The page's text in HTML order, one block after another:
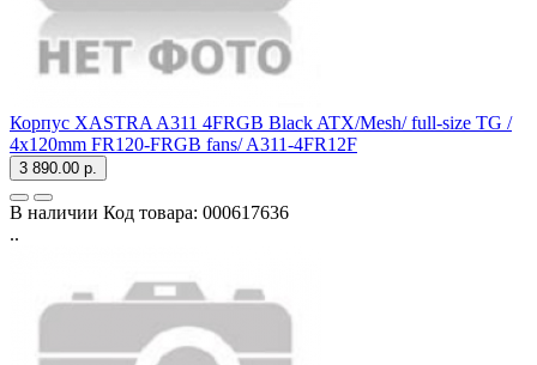
Корпус XASTRA A311 4FRGB Black ATX/Mesh/ full-size TG /
4x120mm FR120-FRGB fans/ A311-4FR12F
3 890.00 р.
В наличии Код товара: 000617636
..